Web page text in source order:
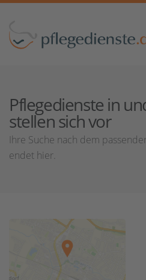
Pflegedienste in
stellen sich vor
Ihre Suche nach dem
endet hier.